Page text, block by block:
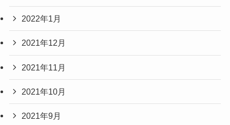
2022年1月
2021年12月
2021年11月
2021年10月
2021年9月